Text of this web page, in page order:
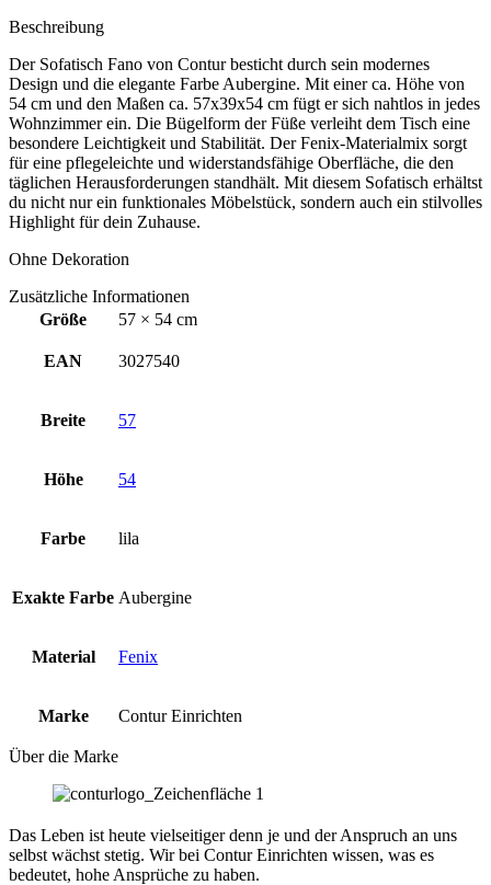
Beschreibung
Der Sofatisch Fano von Contur besticht durch sein modernes
Design und die elegante Farbe Aubergine. Mit einer ca. Höhe von
54 cm und den Maßen ca. 57x39x54 cm fügt er sich nahtlos in jedes
Wohnzimmer ein. Die Bügelform der Füße verleiht dem Tisch eine
besondere Leichtigkeit und Stabilität. Der Fenix-Materialmix sorgt
für eine pflegeleichte und widerstandsfähige Oberfläche, die den
täglichen Herausforderungen standhält. Mit diesem Sofatisch erhältst
du nicht nur ein funktionales Möbelstück, sondern auch ein stilvolles
Highlight für dein Zuhause.
Ohne Dekoration
Zusätzliche Informationen
Größe
57 × 54 cm
EAN 3027540
Breite 57
Höhe 54
Farbe lila
Exakte Farbe Aubergine
Material Fenix
Marke Contur Einrichten
Über die Marke
Das Leben ist heute vielseitiger denn je und der Anspruch an uns
selbst wächst stetig. Wir bei Contur Einrichten wissen, was es
bedeutet, hohe Ansprüche zu haben.